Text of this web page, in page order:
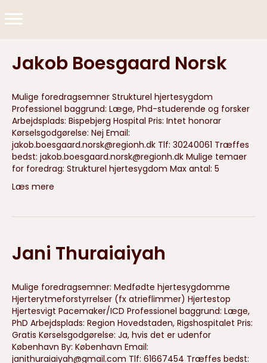
Jakob Boesgaard Norsk
Mulige foredragsemner Strukturel hjertesygdom
Professionel baggrund: Læge, Phd-studerende og forsker
Arbejdsplads: Bispebjerg Hospital Pris: Intet honorar
Kørselsgodgørelse: Nej Email:
jakob.boesgaard.norsk@regionh.dk Tlf: 30240061 Træffes
bedst: jakob.boesgaard.norsk@regionh.dk Mulige temaer
for foredrag: Strukturel hjertesygdom Max antal: 5
Læs mere
Jani Thuraiaiyah
Mulige foredragsemner: Medfødte hjertesygdomme
Hjerterytmeforstyrrelser (fx atrieflimmer) Hjertestop
Hjertesvigt Pacemaker/ICD Professionel baggrund: Læge,
PhD Arbejdsplads: Region Hovedstaden, Rigshospitalet Pris:
Gratis Kørselsgodgørelse: Ja, hvis det er udenfor
København By: København Email:
janithuraiaiyah@gmail.com Tlf: 61667454 Træffes bedst: